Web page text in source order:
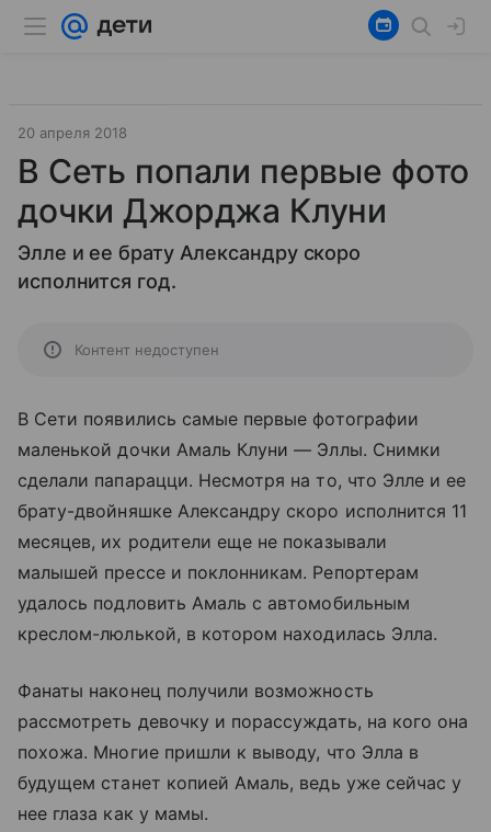
20 апреля 2018
В Сеть попали первые фото
дочки Джорджа Клуни
Элле и ее брату Александру скоро
исполнится год.
Контент недоступен
В Сети появились самые первые фотографии
маленькой дочки Амаль Клуни — Эллы. Снимки
сделали папарацци. Несмотря на то, что Элле и ее
брату-двойняшке Александру скоро исполнится 11
месяцев, их родители еще не показывали
малышей прессе и поклонникам. Репортерам
удалось подловить Амаль с автомобильным
креслом-люлькой, в котором находилась Элла.
Фанаты наконец получили возможность
рассмотреть девочку и порассуждать, на кого она
похожа. Многие пришли к выводу, что Элла в
будущем станет копией Амаль, ведь уже сейчас у
нее глаза как у мамы.